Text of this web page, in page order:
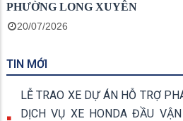
PHƯỜNG LONG XUYÊN
20/07/2026
TIN MỚI
LỄ TRAO XE DỰ ÁN HỖ TRỢ
DỊCH VỤ XE HONDA ĐẦU